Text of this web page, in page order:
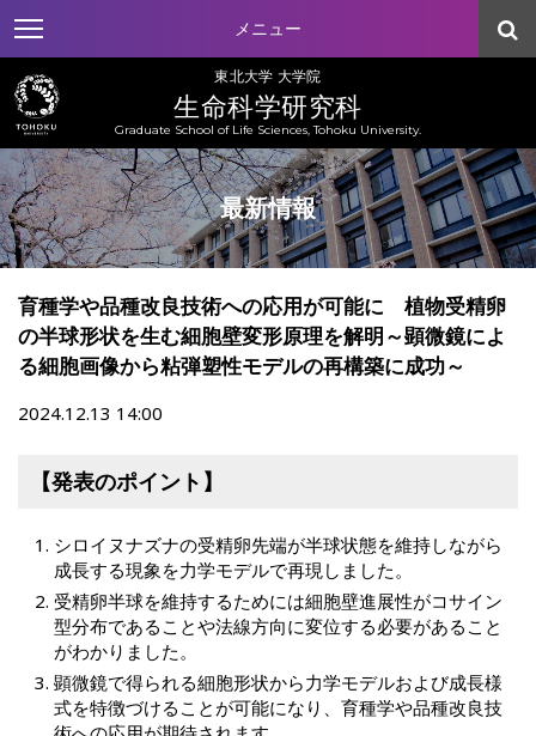
メニュー
東北大学 大学院
生命科学研究科
Graduate School of Life Sciences, Tohoku University.
最新情報
育種学や品種改良技術への応用が可能に 植物受精卵
の半球形状を生む細胞壁変形原理を解明～顕微鏡によ
る細胞画像から粘弾塑性モデルの再構築に成功～
2024.12.13 14:00
【発表のポイント】
シロイヌナズナの受精卵先端が半球状態を維持しながら
成長する現象を力学モデルで再現しました。
受精卵半球を維持するためには細胞壁進展性がコサイン
型分布であることや法線方向に変位する必要があること
がわかりました。
顕微鏡で得られる細胞形状から力学モデルおよび成長様
式を特徴づけることが可能になり、育種学や品種改良技